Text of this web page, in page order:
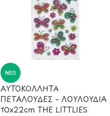
ΝΈΟ
ΑΥΤΟΚΟΛΛΗΤΑ
ΠΕΤΑΛΟΥΔΕΣ – ΛΟΥΛΟΥΔΙΑ
10x22cm THE LITTLIES